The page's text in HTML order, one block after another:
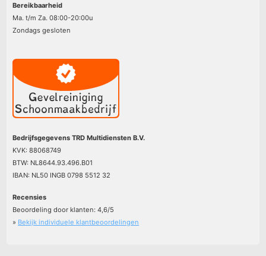
Bereikbaarheid
Ma. t/m Za. 08:00-20:00u
Zondags gesloten
Bedrijfsgegevens TRD Multidiensten B.V.
KVK: 88068749
BTW: NL8644.93.496.B01
IBAN: NL50 INGB 0798 5512 32
Recensies
Beoordeling door klanten:4,6/5
» Bekijk individuele klantbeoordelingen